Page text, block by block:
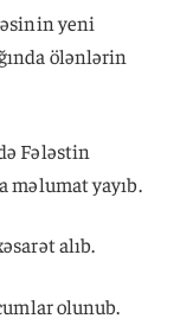
yeni
ölənlərin
Fələstin
məlumat yayıb.
alıb.
olunub.